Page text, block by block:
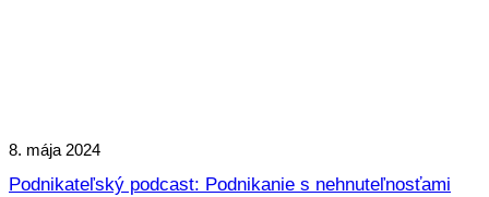
8. mája 2024
Podnikateľský podcast: Podnikanie s nehnuteľnosťami